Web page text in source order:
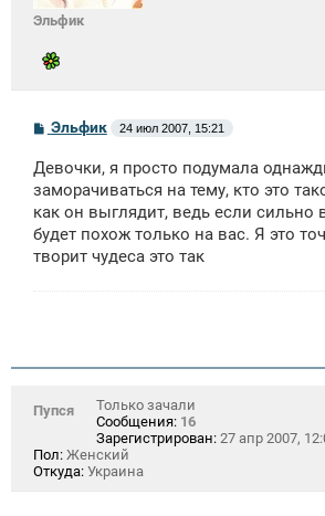
Эльфик
С
б
щ
н
и
Эльфик 24 июл 2007, 15:21
Девочки, я просто подумала
заморачиваться на тему, кто это
как он выглядит, ведь если сильно
будет похож только на вас. Я это
творит чудеса это так
Пупся
Только зачали
Сообщения: 16
Зарегистрирован: 27 апр 2007,
Пол: Женский
Откуда: Украина